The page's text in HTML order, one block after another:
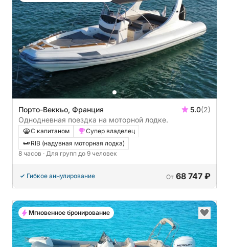
Порто-Веккьо, Франция 5.0(2)
Однодневная поездка на моторной лодке.
С капитаном
Супер владелец
RIB (надувная моторная лодка)
8 часов · Для групп до 9 человек
Гибкое аннулирование От 68 747 ₽
Мгновенное бронирование